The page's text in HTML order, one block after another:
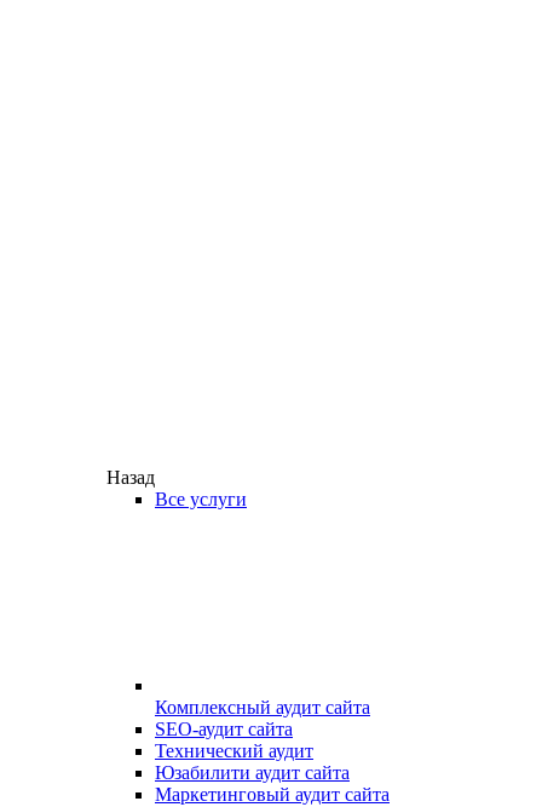
Назад
Все услуги
Комплексный аудит сайта
SEO-аудит сайта
Технический аудит
Юзабилити аудит сайта
Маркетинговый аудит сайта